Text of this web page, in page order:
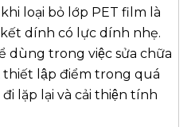
loại bỏ lớp PET film là
dính có lực dính nhẹ.
dùng trong việc sửa chữa
thiết lập điểm trong quá
lặp lại và cải thiện tính